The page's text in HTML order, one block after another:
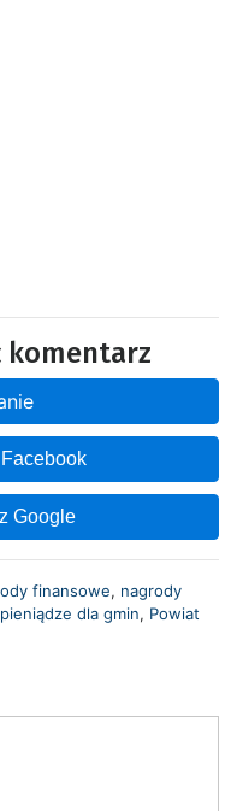
komentarz
Google
finansowe, nagrody
pieniądze dla gmin, Powiat